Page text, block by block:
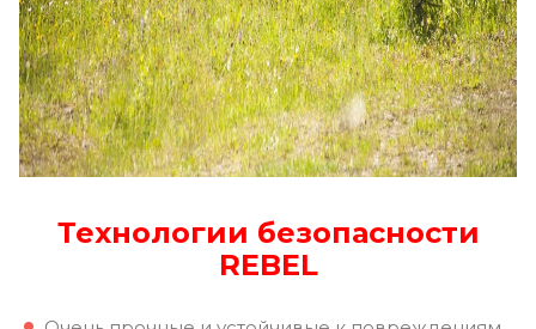
Технологии безопасности
REBEL